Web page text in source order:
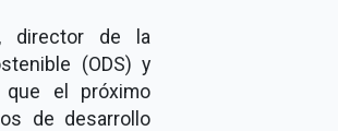
director de la
(ODS) y
que el próximo
de desarrollo